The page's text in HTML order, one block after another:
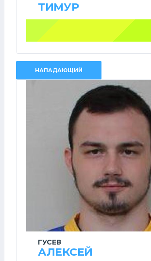
ТИМУР
НАПАДАЮЩИЙ
ГУСЕВ
АЛЕКСЕЙ